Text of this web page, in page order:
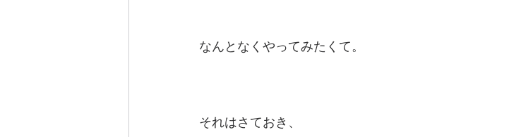
なんとなくやってみたくて。
それはさておき、